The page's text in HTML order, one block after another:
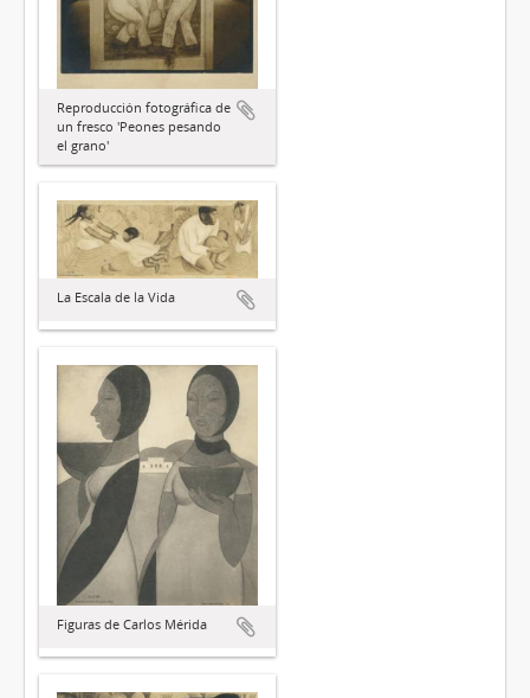
Reproducción fotográfica de
un fresco 'Peones pesando
el grano'
La Escala de la Vida
Figuras de Carlos Mérida